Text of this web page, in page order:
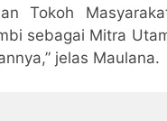
Tokoh
sebagai Mitra
jelas Maulana.